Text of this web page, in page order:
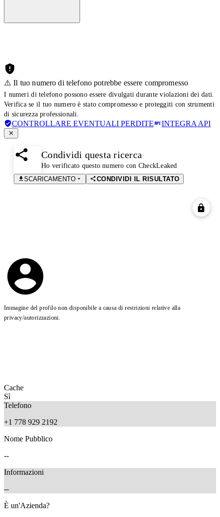
⚠️ Il tuo numero di telefono potrebbe essere compromesso
I numeri di telefono possono essere divulgati durante violazioni dei dati.
Verifica se il tuo numero è stato compromesso e proteggiti con strumenti
di sicurezza professionali.
CONTROLLARE EVENTUALI PERDITE INTEGRA API
Condividi questa ricerca
Ho verificato questo numero con CheckLeaked
SCARICAMENTO
CONDIVIDI IL RISULTATO
Immagine del profilo non disponibile a causa di restrizioni relative alla
privacy/autorizzazioni.
Cache
Sì
Telefono
+1 778 929 2192
Nome Pubblico
--
Informazioni
--
È un'Azienda?